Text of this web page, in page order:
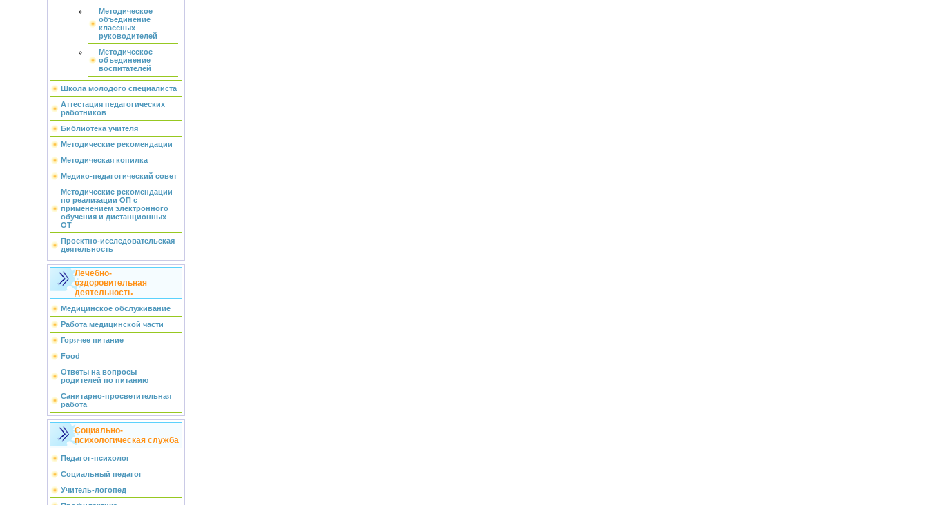
Методическое
объединение
классных
руководителей
Методическое
объединение
воспитателей
Школа молодого специалиста
Аттестация педагогических
работников
Библиотека учителя
Методические рекомендации
Методическая копилка
Медико-педагогический совет
Методические рекомендации
по реализации ОП с
применением электронного
обучения и дистанционных
ОТ
Проектно-исследовательская
деятельность
Лечебно-
оздоровительная
деятельность
Медицинское обслуживание
Работа медицинской части
Горячее питание
Food
Ответы на вопросы
родителей по питанию
Санитарно-просветительная
работа
Социально-
психологическая служба
Педагог-психолог
Социальный педагог
Учитель-логопед